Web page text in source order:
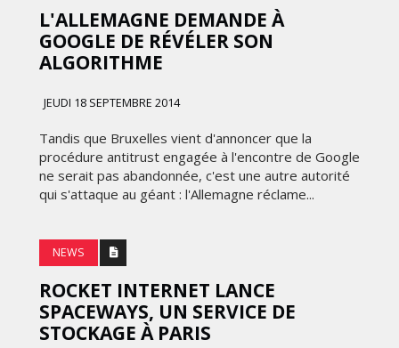
L'ALLEMAGNE DEMANDE À
GOOGLE DE RÉVÉLER SON
ALGORITHME
JEUDI 18 SEPTEMBRE 2014
Tandis que Bruxelles vient d'annoncer que la
procédure antitrust engagée à l'encontre de Google
ne serait pas abandonnée, c'est une autre autorité
qui s'attaque au géant : l'Allemagne réclame...
NEWS
ROCKET INTERNET LANCE
SPACEWAYS, UN SERVICE DE
STOCKAGE À PARIS
FRONTIÈRES DE
L’INNOVATION AFRICAINE
LUNDI 6 AVRIL 2026